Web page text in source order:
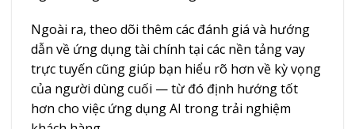
Ngoài ra, theo dõi thêm các đánh giá và hướng
dẫn về ứng dụng tài chính tại các nền tảng vay
trực tuyến cũng giúp bạn hiểu rõ hơn về kỳ vọng
của người dùng cuối — từ đó định hướng tốt
hơn cho việc ứng dụng AI trong trải nghiệm